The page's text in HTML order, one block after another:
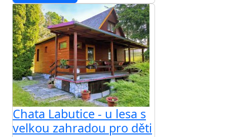
Chata Labutice - u lesa s
velkou zahradou pro děti